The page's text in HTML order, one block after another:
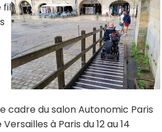
fil
cadre du salon Autonomic Paris
à Paris du 12 au 14